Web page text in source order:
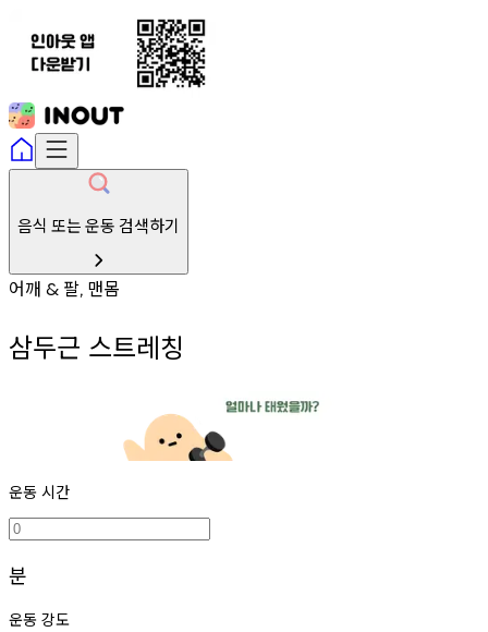
음식 또는 운동 검색하기
어깨 & 팔, 맨몸
삼두근 스트레칭
운동 시간
분
운동 강도